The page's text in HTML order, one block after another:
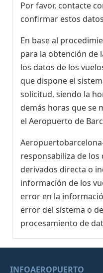
Por favor, contacte
confirmar estos
En base al
para la obtención de
los datos de los
que dispone el
solicitud, siendo la
demás horas que se
el Aeropuerto de
responsabiliza de
derivados directa o
información de los
error en la
error del sistema o
procesamiento de
INFOAEROPUERTO